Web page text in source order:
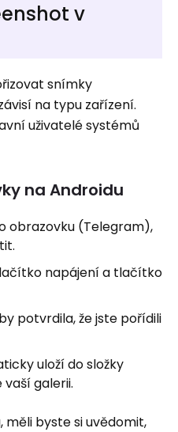
v
snímky
na typu zařízení.
uživatelé systémů
na Androidu
obrazovku (Telegram),
napájení a tlačítko
potvrdila, že jste pořídili
uloží do složky
galerii.
měli byste si uvědomit,